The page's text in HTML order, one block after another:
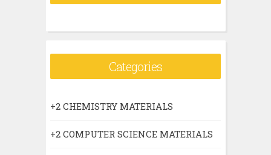
Categories
+2 CHEMISTRY MATERIALS
+2 COMPUTER SCIENCE MATERIALS